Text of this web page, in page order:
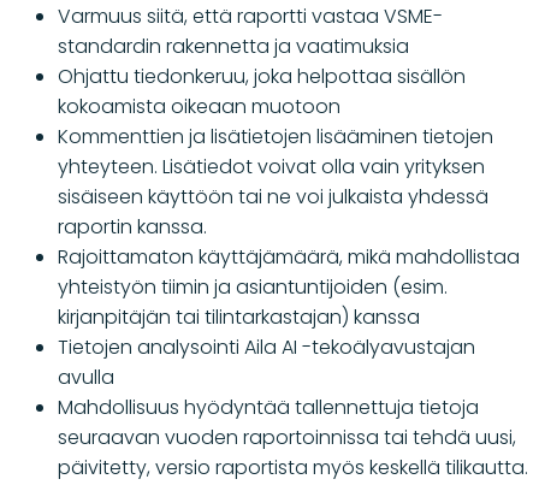
Varmuus siitä, että raportti vastaa VSME-
standardin rakennetta ja vaatimuksia
Ohjattu tiedonkeruu, joka helpottaa sisällön
kokoamista oikeaan muotoon
Kommenttien ja lisätietojen lisääminen tietojen
yhteyteen. Lisätiedot voivat olla vain yrityksen
sisäiseen käyttöön tai ne voi julkaista yhdessä
raportin kanssa.
Rajoittamaton käyttäjämäärä, mikä mahdollistaa
yhteistyön tiimin ja asiantuntijoiden (esim.
kirjanpitäjän tai tilintarkastajan) kanssa
Tietojen analysointi Aila AI -tekoälyavustajan
avulla
Mahdollisuus hyödyntää tallennettuja tietoja
seuraavan vuoden raportoinnissa tai tehdä uusi,
päivitetty, versio raportista myös keskellä tilikautta.